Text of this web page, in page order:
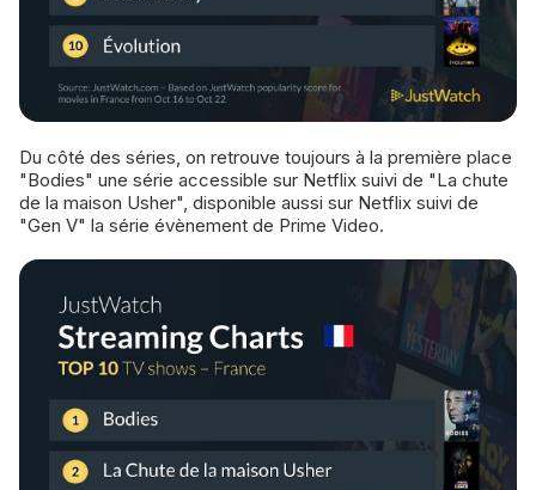
Du côté des séries, on retrouve toujours à la première place
"Bodies" une série accessible sur Netflix suivi de "La chute
de la maison Usher", disponible aussi sur Netflix suivi de
"Gen V" la série évènement de Prime Video.